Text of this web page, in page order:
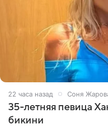
22 часа назад Соня
35-летняя певица
бикини